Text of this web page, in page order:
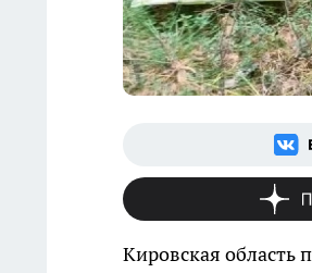
Кировская область